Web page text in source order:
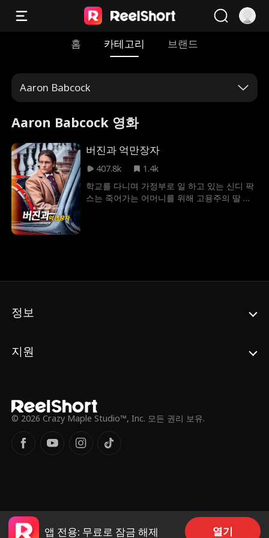
홈 카테고리 브랜드
Aaron Babcock
Aaron Babcock 영화
버진과 억만장자
407.8k
1.4k
학교를 다니며 가정부로 일 하고 있는 신디 팍
스는 죽어가는 어머니를 위해 고용주의 딸 니
정보
지원
© 2026 Crazy Maple Studio™, Inc. 모든 권리 보유.
앱 전용: 무료로 잠금 해제 열기